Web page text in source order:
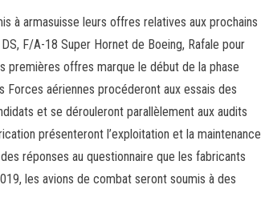
à armasuisse leurs offres relatives aux prochains
F/A-18 Super Hornet de Boeing, Rafale pour
premières offres marque le début de la phase
Forces aériennes procéderont aux essais des
et se dérouleront parallèlement aux audits
présenteront l’exploitation et la maintenance
réponses au questionnaire que les fabricants
les avions de combat seront soumis à des